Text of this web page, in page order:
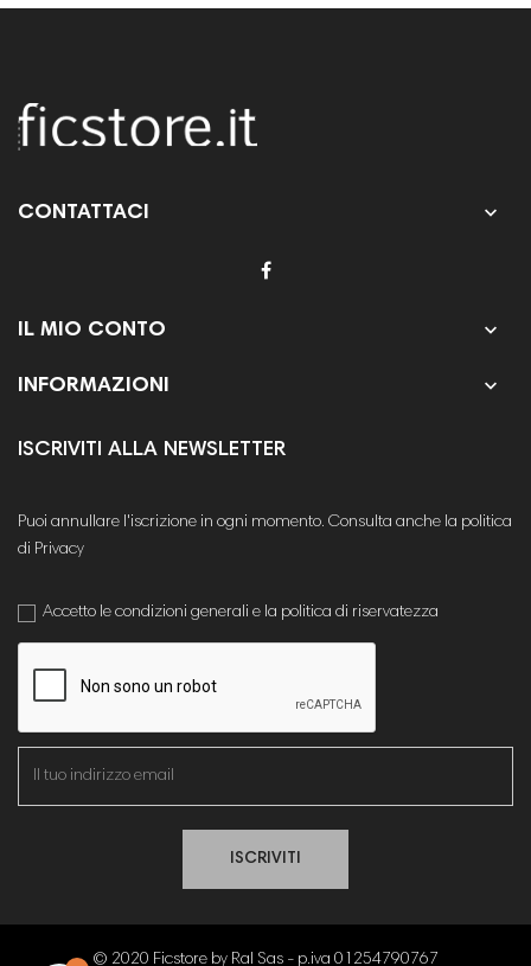
CONTATTACI 
IL MIO CONTO 
INFORMAZIONI 
ISCRIVITI ALLA NEWSLETTER
Puoi annullare l'iscrizione in ogni momento. Consulta anche la politica
di Privacy
Accetto le condizioni generali e la politica di riservatezza
ISCRIVITI
© 2020 Ficstore by Ral Sas - p.iva 01254790767